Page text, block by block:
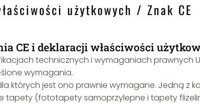
użytkowych / Znak CE
CE i deklaracji właściwości
technicznych i wymaganiach prawnych
wymagania.
których jest ono prawnie wymagane. Jedną z
tapety (fototapety samoprzylepne i tapety